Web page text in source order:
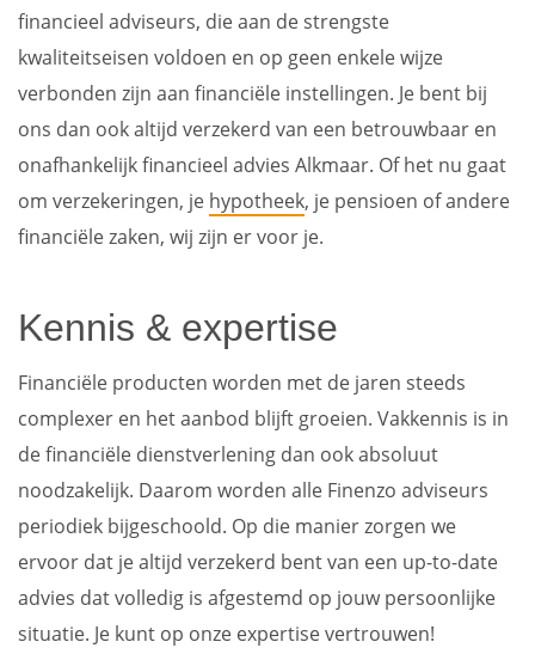
financieel adviseurs, die aan de strengste
kwaliteitseisen voldoen en op geen enkele wijze
verbonden zijn aan financiële instellingen. Je bent bij
ons dan ook altijd verzekerd van een betrouwbaar en
onafhankelijk financieel advies Alkmaar. Of het nu gaat
om verzekeringen, je hypotheek, je pensioen of andere
financiële zaken, wij zijn er voor je.
Kennis & expertise
Financiële producten worden met de jaren steeds
complexer en het aanbod blijft groeien. Vakkennis is in
de financiële dienstverlening dan ook absoluut
noodzakelijk. Daarom worden alle Finenzo adviseurs
periodiek bijgeschoold. Op die manier zorgen we
ervoor dat je altijd verzekerd bent van een up-to-date
advies dat volledig is afgestemd op jouw persoonlijke
situatie. Je kunt op onze expertise vertrouwen!